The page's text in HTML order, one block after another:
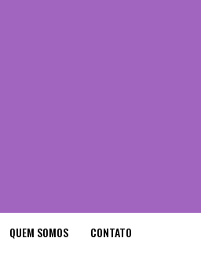
QUEM SOMOS CONTATO